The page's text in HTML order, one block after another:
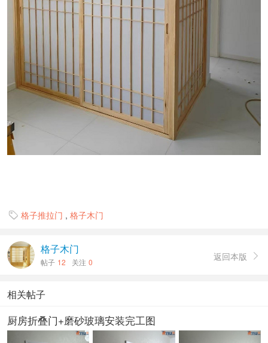
 格子推拉门 , 格子木门
格子木门
帖子 12 关注 0 返回本版 
相关帖子
厨房折叠门+磨砂玻璃安装完工图